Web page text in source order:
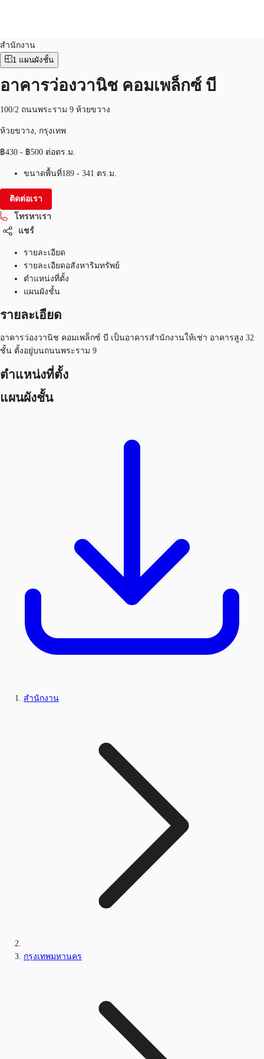
พื้นที่สำนักงาน
เฟล็กสเปซ
บทความที่น่าสนใจ
เกี่ยวกับ JLL
TH
+6626246471 ติดต่อเรา
สำนักงาน
1 แผนผังชั้น
อาคารว่องวานิช คอมเพล็กซ์ บี
100/2 ถนนพระราม 9 ห้วยขวาง
ห้วยขวาง, กรุงเทพ
฿430 - ฿500 ต่อตร.ม.
ขนาดพื้นที่189 - 341 ตร.ม.
ติดต่อเรา
โทรหาเรา
แชร์
รายละเอียด
รายละเอียดอสังหาริมทรัพย์
ตำแหน่งที่ตั้ง
แผนผังชั้น
รายละเอียด
อาคารว่องวานิช คอมเพล็กซ์ บี เป็นอาคารสำนักงานให้เช่า อาคารสูง 32
ชั้น ตั้งอยู่บนถนนพระราม 9
ตำแหน่งที่ตั้ง
แผนผังชั้น
สำนักงาน
กรุงเทพมหานคร